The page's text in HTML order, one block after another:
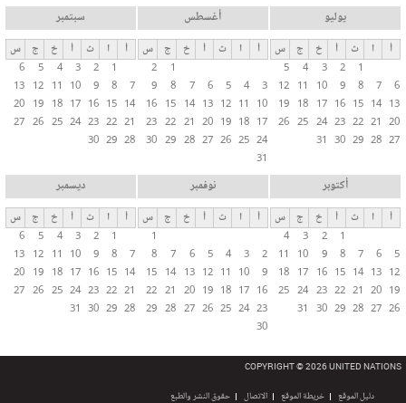
يوليو
أ ا ث أ خ ج
س
1
2
3
4
5
6
7
8
9
10
11
12
13
14
15
16
17
18
19
20
21
22
23
24
25
26
27
28
29
30
31
أغسطس
أ ا ث أ خ ج
س
1
2
3
4
5
6
7
8
9
10
11
12
13
14
15
16
17
18
19
20
21
22
23
24
25
26
27
28
29
30
31
سبتمبر
أ ا ث أ خ ج
س
1
2
3
4
5
6
7
8
9
10
11
12
13
14
15
16
17
18
19
20
21
22
23
24
25
26
27
28
29
30
أكتوبر
أ ا ث أ خ ج
س
1
2
3
4
5
6
7
8
9
10
11
12
13
14
15
16
17
18
19
20
21
22
23
24
25
26
27
28
29
30
31
نوفمبر
أ ا ث أ خ ج
س
1
2
3
4
5
6
7
8
9
10
11
12
13
14
15
16
17
18
19
20
21
22
23
24
25
26
27
28
29
30
ديسمبر
أ ا ث أ خ ج
س
1
2
3
4
5
6
7
8
9
10
11
12
13
14
15
16
17
18
19
20
21
22
23
24
25
26
27
28
29
30
31
COPYRIGHT © 2026 UNITED NATIONS
دليل الموقع خريطة الموقع الاتصال حقوق النشر والطبع